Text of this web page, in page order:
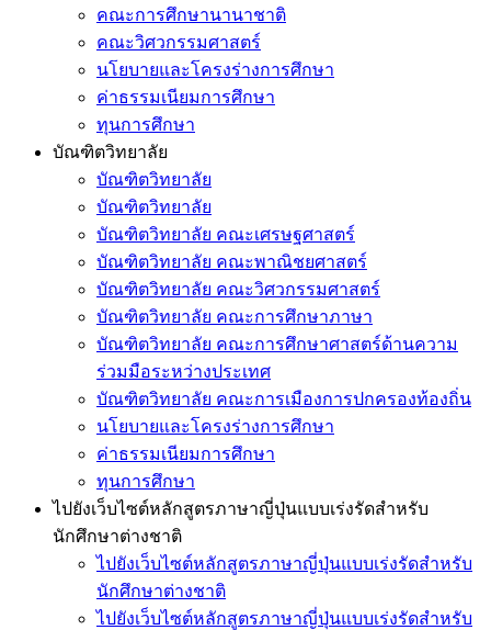
คณะการศึกษานานาชาติ
คณะวิศวกรรมศาสตร์
นโยบายและโครงร่างการศึกษา
ค่าธรรมเนียมการศึกษา
ทุนการศึกษา
บัณฑิตวิทยาลัย
บัณฑิตวิทยาลัย
บัณฑิตวิทยาลัย
บัณฑิตวิทยาลัย คณะเศรษฐศาสตร์
บัณฑิตวิทยาลัย คณะพาณิชยศาสตร์
บัณฑิตวิทยาลัย คณะวิศวกรรมศาสตร์
บัณฑิตวิทยาลัย คณะการศึกษาภาษา
บัณฑิตวิทยาลัย คณะการศึกษาศาสตร์ด้านความ
ร่วมมือระหว่างประเทศ
บัณฑิตวิทยาลัย คณะการเมืองการปกครองท้องถิ่น
นโยบายและโครงร่างการศึกษา
ค่าธรรมเนียมการศึกษา
ทุนการศึกษา
ไปยังเว็บไซต์หลักสูตรภาษาญี่ปุ่นแบบเร่งรัดสำหรับ
นักศึกษาต่างชาติ
ไปยังเว็บไซต์หลักสูตรภาษาญี่ปุ่นแบบเร่งรัดสำหรับ
นักศึกษาต่างชาติ
ไปยังเว็บไซต์หลักสูตรภาษาญี่ปุ่นแบบเร่งรัดสำหรับ